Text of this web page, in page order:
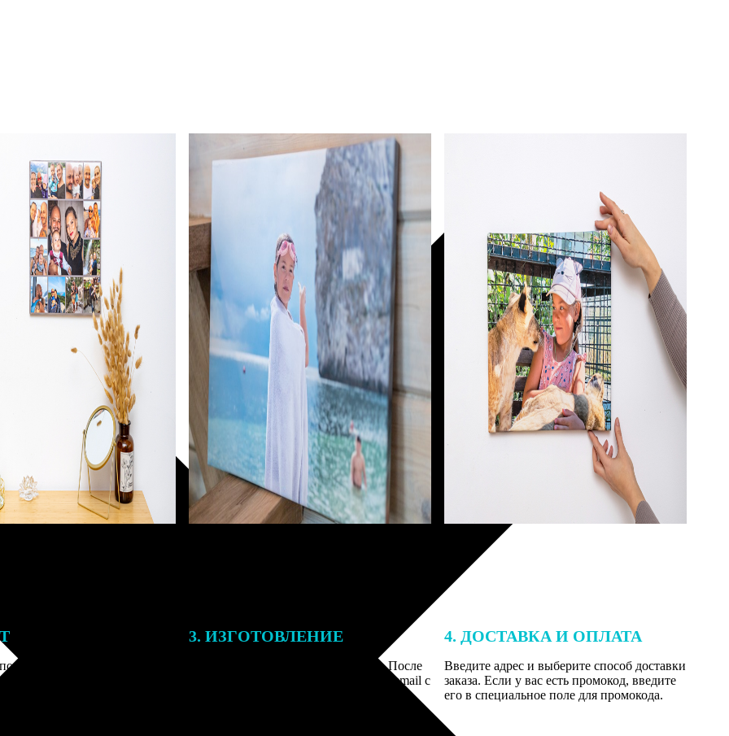
заказа к печати
могут связаться с Вами
телефону или email для
деталей.
3. ИЗГОТОВЛЕНИЕ
Оплатите заказ банковской картой. После
оплаты получите подтверждение на email с
описанием заказа. Когда отправим заказ
4. ДОСТАВКА И ОПЛАТА
Введите адрес и выберите способ доставки
заказа. Если у вас есть промокод, введите
его в специальное поле для промокода.